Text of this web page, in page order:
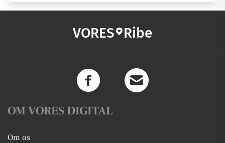
VORES Ribe
OM VORES DIGITAL
Om os